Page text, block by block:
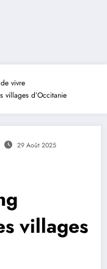
vivre
villages d’Occitanie
29 Août 2025
villages